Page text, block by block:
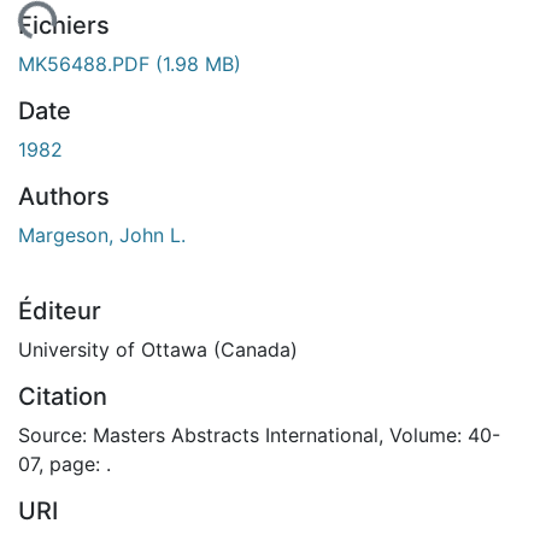
Fichiers
MK56488.PDF (1.98 MB)
Date
1982
Authors
Margeson, John L.
Éditeur
University of Ottawa (Canada)
Citation
Source: Masters Abstracts International, Volume: 40-
07, page: .
URI